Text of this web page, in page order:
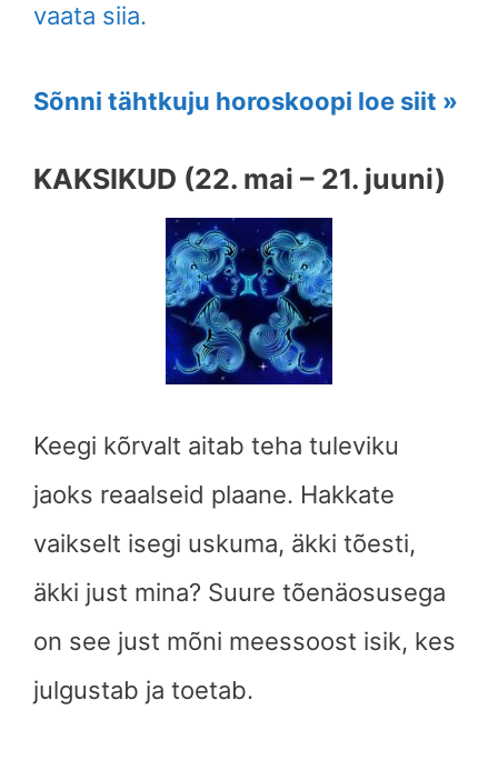
vaata siia.
Sõnni tähtkuju horoskoopi loe siit »
KAKSIKUD (22. mai – 21. juuni)
Keegi kõrvalt aitab teha tuleviku
jaoks reaalseid plaane. Hakkate
vaikselt isegi uskuma, äkki tõesti,
äkki just mina? Suure tõenäosusega
on see just mõni meessoost isik, kes
julgustab ja toetab.